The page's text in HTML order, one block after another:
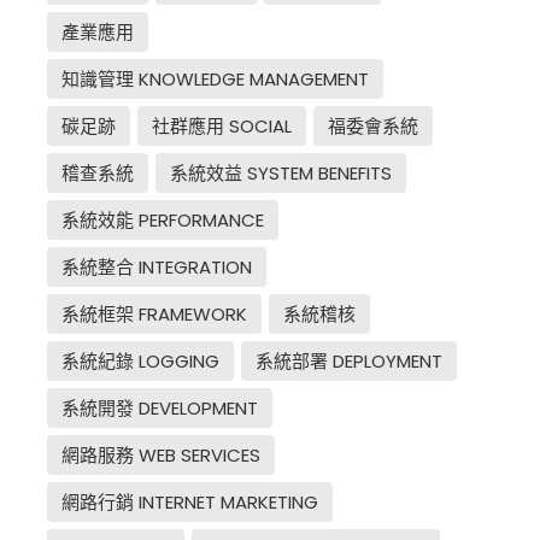
產業應用
知識管理 KNOWLEDGE MANAGEMENT
碳足跡
社群應用 SOCIAL
福委會系統
稽查系統
系統效益 SYSTEM BENEFITS
系統效能 PERFORMANCE
系統整合 INTEGRATION
系統框架 FRAMEWORK
系統稽核
系統紀錄 LOGGING
系統部署 DEPLOYMENT
系統開發 DEVELOPMENT
網路服務 WEB SERVICES
網路行銷 INTERNET MARKETING